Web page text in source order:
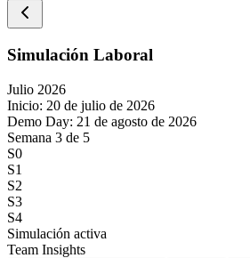
Simulación Laboral
Julio 2026
Inicio: 20 de julio de 2026
Demo Day: 21 de agosto de 2026
Semana 3 de 5
S0
S1
S2
S3
S4
Simulación activa
Team Insights